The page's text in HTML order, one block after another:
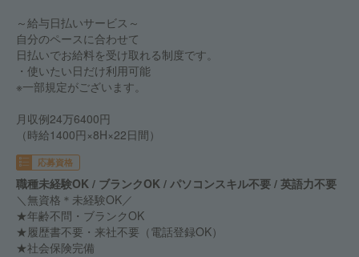
～給与日払いサービス～
自分のペースに合わせて
日払いでお給料を受け取れる制度です。
・使いたい日だけ利用可能
※一部規定がございます。
月収例24万6400円
（時給1400円×8H×22日間）
応募資格
職種未経験OK / ブランクOK / パソコンスキル不要 / 英語力不要
＼無資格＊未経験OK／
★年齢不問・ブランクOK
★履歴書不要・来社不要（電話登録OK）
★社会保険完備